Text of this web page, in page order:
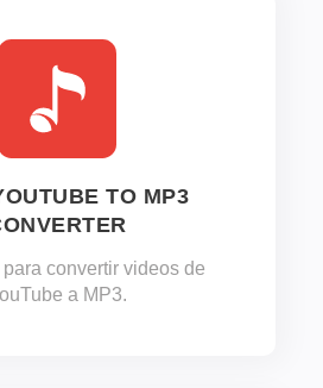
TO MP3
convertir videos de
a MP3.